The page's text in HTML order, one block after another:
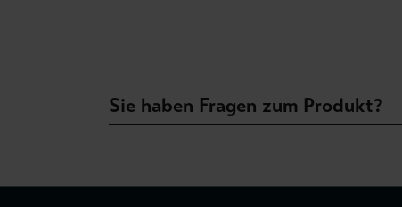
Sie haben Fragen zum Produkt?